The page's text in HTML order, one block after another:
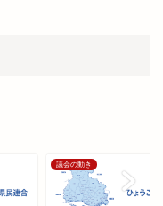
議会の動き